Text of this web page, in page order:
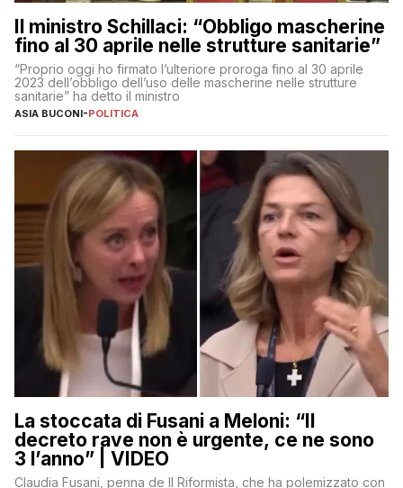
Il ministro Schillaci: “Obbligo mascherine
fino al 30 aprile nelle strutture sanitarie”
“Proprio oggi ho firmato l’ulteriore proroga fino al 30 aprile
2023 dell’obbligo dell’uso delle mascherine nelle strutture
sanitarie” ha detto il ministro
ASIA BUCONI-POLITICA
La stoccata di Fusani a Meloni: “Il
decreto rave non è urgente, ce ne sono
3 l’anno” | VIDEO
Claudia Fusani, penna de Il Riformista, che ha polemizzato con